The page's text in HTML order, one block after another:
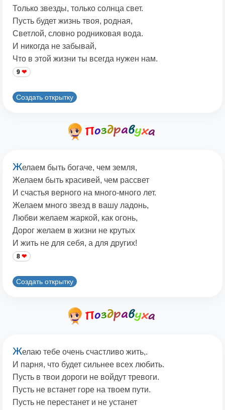
Только звезды, только солнца свет.
Пусть будет жизнь твоя, родная,
Светлой, словно родниковая вода.
И никогда не забывай,
Что в этой жизни ты всегда нужен нам.
9
Создать открытку
Желаем быть богаче, чем земля,
Желаем быть красивей, чем рассвет
И счастья верного на много-много лет.
Желаем много звезд в вашу ладонь,
Любви желаем жаркой, как огонь,
Дорог желаем в жизни не крутых
И жить не для себя, а для других!
8
Создать открытку
Желаю тебе очень счастливо жить,.
И парня, что будет сильнее всех любить.
Пусть в твои дороги не войдут тревоги.
Пусть не встанет горе на твоем пути.
Пусть не перестанет и не устанет